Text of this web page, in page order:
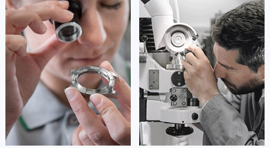
安尼塔·阿普里尔
资深萧邦技师
是萧邦售后服务中心
(萧邦保养中心)
的高级技师之一
Tianjin Chopard Maintain center
 天津萧邦维修
贝亚特·布兰奇
资深萧邦技师
是萧邦售后服务中心
(萧邦保养中心)
的高级技师之一
Nanjing Chopard Maintain center
 上海萧邦保养